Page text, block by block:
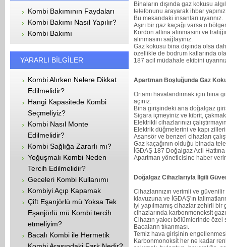
Kombi Bakımının Faydaları
Kombi Bakımı Nasıl Yapılır?
Kombi Bakımı
YARARLI BİLGİLER
Kombi Alırken Nelere Dikkat
Edilmelidir?
Hangi Kapasitede Kombi
Seçmeliyiz?
Kombi Nasıl Monte
Edilmelidir?
Kombi Sağlığa Zararlı mı?
Yoğuşmalı Kombi Neden
Tercih Edilmelidir?
Geceleri Kombi Kullanımı
Kombiyi Açıp Kapamak
Çift Eşanjörlü mü Yoksa Tek
Eşanjörlü mü Kombi tercih
etmeliyim?
Bacalı Kombi ile Hermetik
Binaların dışında gaz kokusu
telefonunu arayarak ihbar
Bu mekandaki insanları uyarınız.
Aşırı bir gaz kaçağı varsa o
Kordon altına alınmasını ve
alınmasını sağlayınız.
Gaz kokusu bina dışında olsa
özellikle de bodrum katlarında
187 acil müdahale ekibini
Apartman Boşluğunda Gaz
Ortamı havalandırmak için bina
açınız.
Bina girişindeki ana doğalgaz
Sigara içmeyiniz ve kibrit,
Elektrikli cihazlarınızı
Elektrik düğmelerini ve kapı
Asansör ve benzeri cihazları
Gaz kaçağının olduğu binada
İGDAŞ 187 Doğalgaz Acil
Apartman yöneticisine haber
Doğalgaz Cihazlarıyla İlgili
Cihazlarınızın verimli ve güvenilir
klavuzuna ve İGDAŞ'ın
iyi yapılmamış cihazlar zehirli
cihazlarında karbonmonoksit
Cihazın yakıcı bölümlerinde özel
Bacaların tıkanması.
Temiz hava girişinin
Karbonmonoksit her ne kadar